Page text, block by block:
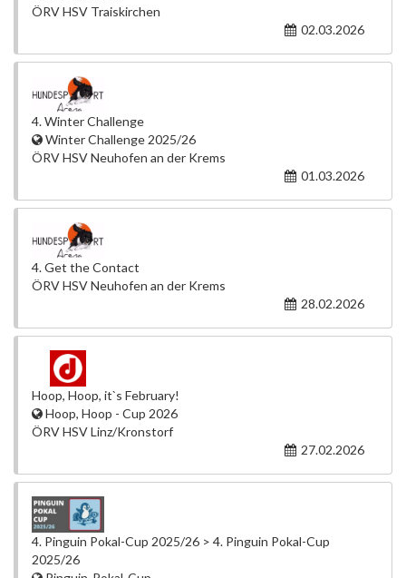
ÖRV HSV Traiskirchen
02.03.2026
4. Winter Challenge
Winter Challenge 2025/26
ÖRV HSV Neuhofen an der Krems
01.03.2026
4. Get the Contact
ÖRV HSV Neuhofen an der Krems
28.02.2026
Hoop, Hoop, it`s February!
Hoop, Hoop - Cup 2026
ÖRV HSV Linz/Kronstorf
27.02.2026
4. Pinguin Pokal-Cup 2025/26 > 4. Pinguin Pokal-Cup
2025/26